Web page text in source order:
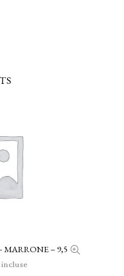
MARRONE – 9,5
incluse